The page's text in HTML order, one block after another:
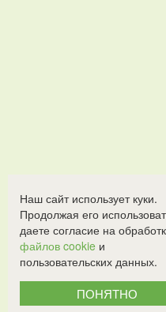
Наш сайт использует куки.
Продолжая его
даете согласие на
файлов cookie и
пользовательских данных.
ПОНЯТНО